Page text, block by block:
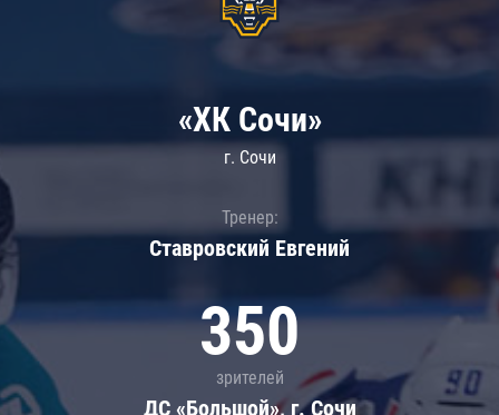
«ХК Сочи»
г. Сочи
Тренер:
Ставровский Евгений
350
зрителей
ДС «Большой», г. Сочи